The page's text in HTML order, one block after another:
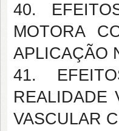
40.
MOTORA
APLICAÇÃO
41.
REALIDADE
VASCULAR